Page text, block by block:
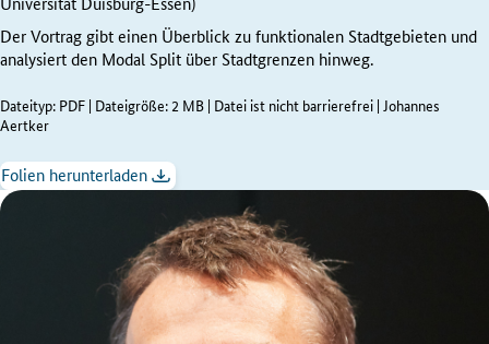
Der Vortrag gibt einen Überblick zu funktionalen Stadtgebieten und
analysiert den Modal Split über Stadtgrenzen hinweg.
Dateityp: PDF | Dateigröße: 2 MB | Datei ist nicht barrierefrei | Johannes
Aertker
Folien herunterladen